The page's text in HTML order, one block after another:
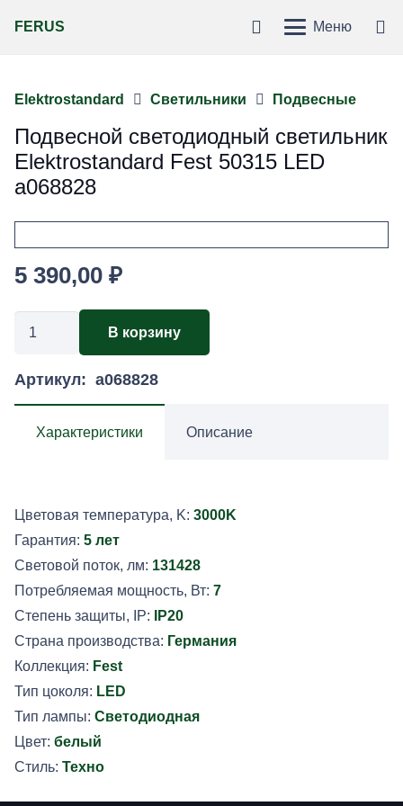
FERUS Меню
Elektrostandard Светильники Подвесные
Подвесной светодиодный светильник
Elektrostandard Fest 50315 LED
a068828
5 390,00 ₽
Подвесной
светильник
LED
a068828
В корзину
Артикул: a068828
Характеристики Описание
Цветовая температура, K: 3000K
Гарантия: 5 лет
Световой поток, лм: 131428
Потребляемая мощность, Вт: 7
Степень защиты, IP:
IP20
Страна производства: Германия
Коллекция: Fest
Тип цоколя: LED
Тип лампы: Светодиодная
Цвет: белый
Стиль: Техно